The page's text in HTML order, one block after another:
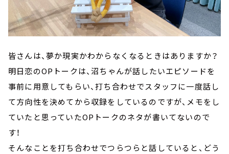
皆さんは、夢か現実かわからなくなるときはありますか？
明日恋のOPトークは、沼ちゃんが話したいエピソードを
事前に用意してもらい、打ち合わせでスタッフに一度話し
て方向性を決めてから収録をしているのですが、メモをし
ていたと思っていたOPトークのネタが書いてないので
す！
そんなことを打ち合わせでつらつらと話していると、どう